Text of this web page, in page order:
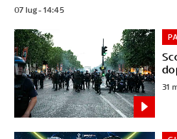
07 lug - 14:45
31